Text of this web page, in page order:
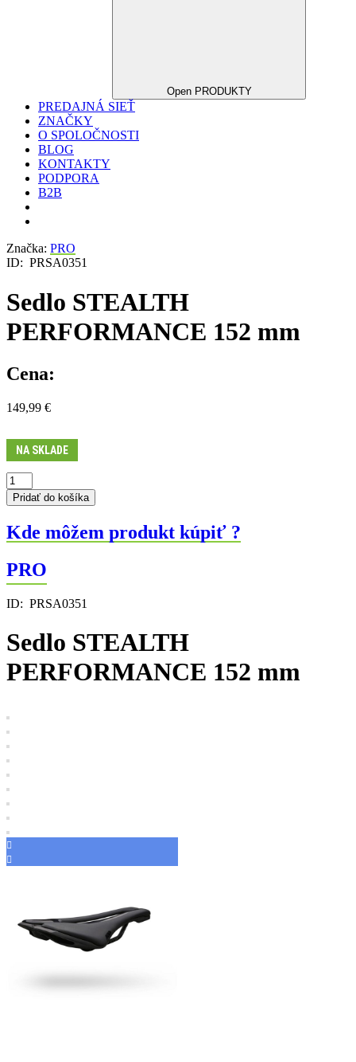
Open PRODUKTY
PREDAJNÁ SIEŤ
ZNAČKY
O SPOLOČNOSTI
BLOG
KONTAKTY
PODPORA
B2B
Značka: PRO
ID: PRSA0351
Sedlo STEALTH
PERFORMANCE 152 mm
Cena:
149,99 €
NA SKLADE
množstvo
Sedlo
STEALTH
152
Pridať do košíka
Kde môžem produkt kúpiť ?
PRO
ID: PRSA0351
Sedlo STEALTH
PERFORMANCE 152 mm